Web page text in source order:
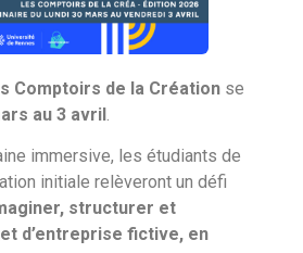
Comptoirs de la Création se
au 3 avril.
immersive, les étudiants de
initiale relèveront un défi
structurer et
d’entreprise fictive, en